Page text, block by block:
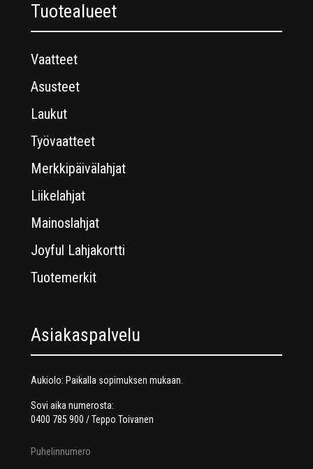
Tuotealueet
Vaatteet
Asusteet
Laukut
Työvaatteet
Merkkipäivälahjat
Liikelahjat
Mainoslahjat
Joyful Lahjakortti
Tuotemerkit
Asiakaspalvelu
Aukiolo: Paikalla sopimuksen mukaan.
Sovi aika numerosta:
0400 785 900 / Teppo Toivanen
Puhelinnumero